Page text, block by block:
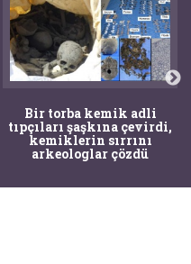
Bir torba kemik adli
tıpçıları şaşkına çevirdi,
kemiklerin sırrını
arkeologlar çözdü